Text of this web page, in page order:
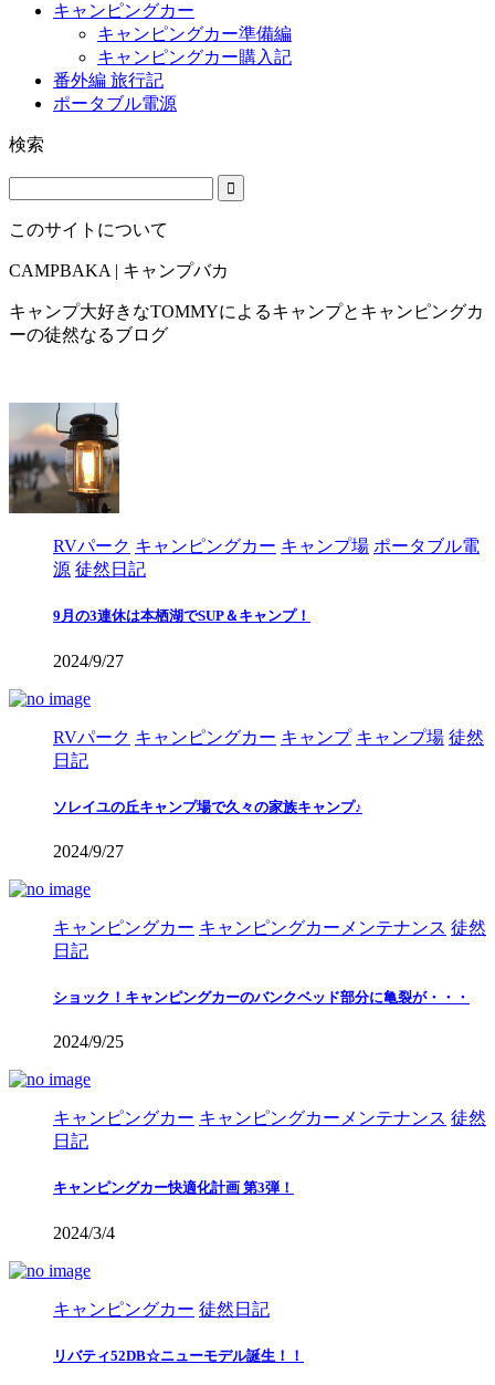
キャンピングカー
キャンピングカー準備編
キャンピングカー購入記
番外編 旅行記
ポータブル電源
検索
このサイトについて
CAMPBAKA | キャンプバカ
キャンプ大好きなTOMMYによるキャンプとキャンピングカ
ーの徒然なるブログ
RVパーク キャンピングカー キャンプ場 ポータブル電
源 徒然日記
9月の3連休は本栖湖でSUP＆キャンプ！
2024/9/27
RVパーク キャンピングカー キャンプ キャンプ場 徒然
日記
ソレイユの丘キャンプ場で久々の家族キャンプ♪
2024/9/27
キャンピングカー キャンピングカーメンテナンス 徒然
日記
ショック！キャンピングカーのバンクベッド部分に亀裂が・・・
2024/9/25
キャンピングカー キャンピングカーメンテナンス 徒然
日記
キャンピングカー快適化計画 第3弾！
2024/3/4
キャンピングカー 徒然日記
リバティ52DB☆ニューモデル誕生！！